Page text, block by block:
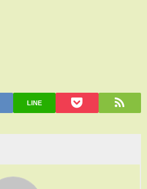
LINE